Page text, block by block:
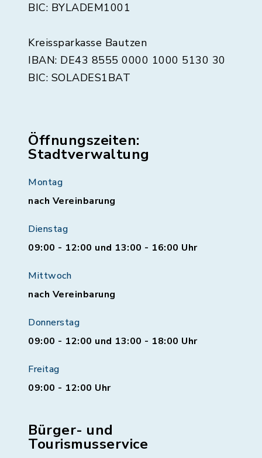
BIC: BYLADEM1001
Kreissparkasse Bautzen
IBAN: DE43 8555 0000 1000 5130 30
BIC: SOLADES1BAT
Öffnungszeiten:
Stadtverwaltung
Montag
nach Vereinbarung
Dienstag
09:00 - 12:00 und 13:00 - 16:00 Uhr
Mittwoch
nach Vereinbarung
Donnerstag
09:00 - 12:00 und 13:00 - 18:00 Uhr
Freitag
09:00 - 12:00 Uhr
Bürger- und
Tourismusservice